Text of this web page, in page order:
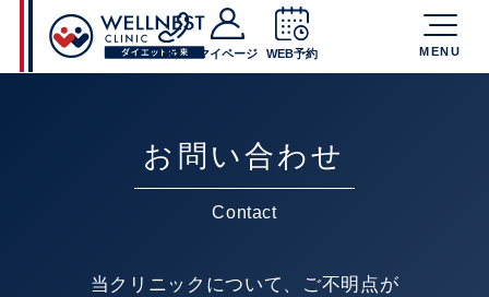
MENU
TEL マイページ WEB予約
お問い合わせ
Contact
当クリニックについて、ご不明点が